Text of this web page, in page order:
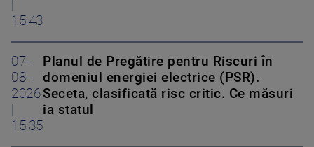
15:43
07-
08-
2026
15:35
Planul de Pregătire pentru Riscuri în
domeniul energiei electrice (PSR).
Seceta, clasificată risc critic. Ce măsuri
ia statul